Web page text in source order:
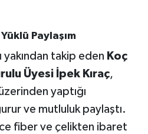
Paylaşım
yakından takip eden Koç
Üyesi İpek Kıraç,
yaptığı
ve mutluluk paylaştı.
fiber ve çelikten ibaret